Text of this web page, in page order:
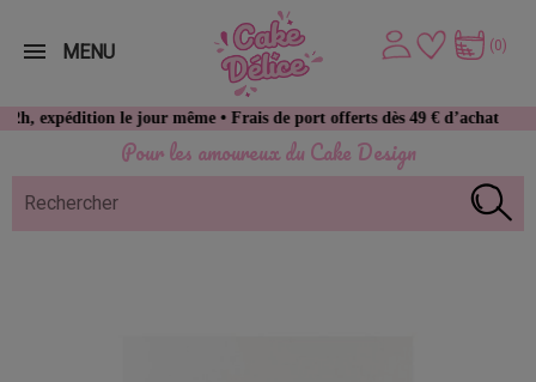
Pour les amoureux du Cake Design
le jour même • Frais de port offerts dès 49 € d’achat
(0)
MENU